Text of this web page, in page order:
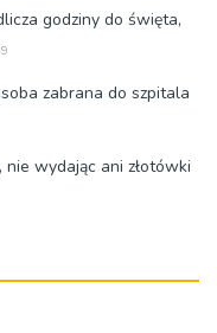
godziny do święta,
zabrana do szpitala
wydając ani złotówki